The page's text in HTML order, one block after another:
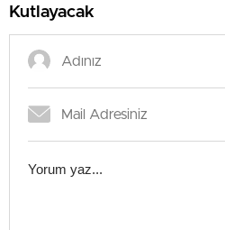
Kutlayacak